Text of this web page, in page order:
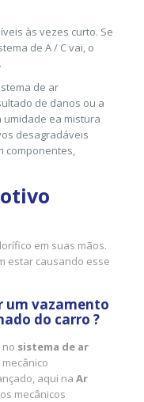
às vezes curto. Se
de A / C vai, o
de ar
de danos ou a
ea mistura
desagradáveis
componentes,
em suas mãos.
estar causando esse
um vazamento
do carro ?
sistema de ar
aqui naAr
mecânicos